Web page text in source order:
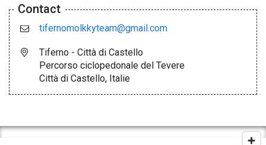
Contact
tifernomolkkyteam@gmail.com
Tiferno - Città di Castello
Percorso ciclopedonale del Tevere
Città di Castello, Italie